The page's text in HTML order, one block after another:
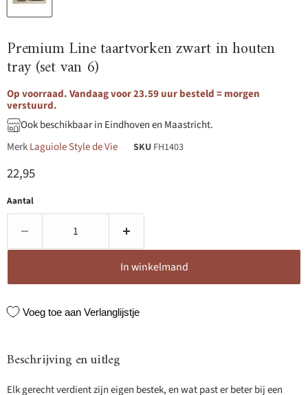
Premium Line taartvorken zwart in houten
tray (set van 6)
Op voorraad. Vandaag voor 23.59 uur besteld = morgen
verstuurd.
Ook beschikbaar in Eindhoven en Maastricht.
MerkLaguiole Style de Vie SKU FH1403
Huidige prijs
22,95
Aantal
In winkelmand
Voeg toe aan Verlanglijstje
Beschrijving en uitleg
Elk gerecht verdient zijn eigen bestek, en wat past er beter bij een